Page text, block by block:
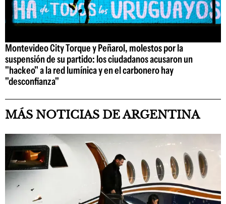
Montevideo City Torque y Peñarol, molestos por la
suspensión de su partido: los ciudadanos acusaron un
"hackeo" a la red lumínica y en el carbonero hay
"desconfianza"
MÁS NOTICIAS DE ARGENTINA